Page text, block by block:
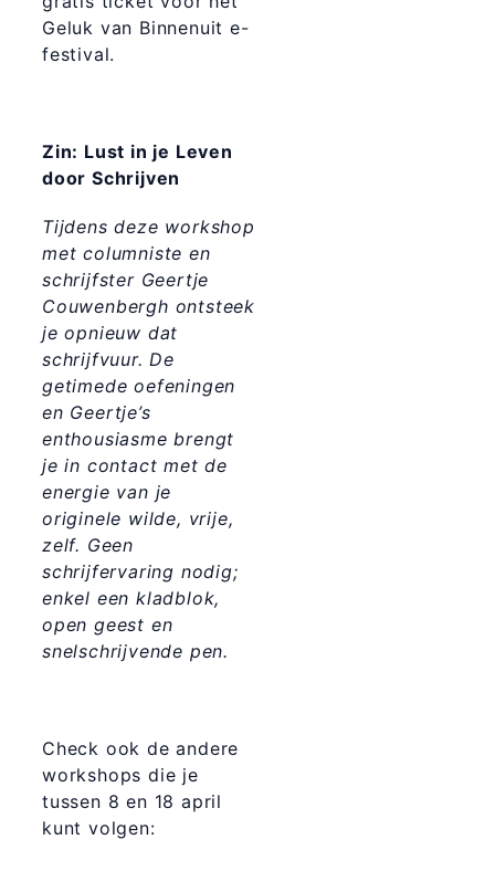
Geluk van Binnenuit e-
festival.
Zin: Lust in je Leven
door Schrijven
Tijdens deze workshop
met columniste en
schrijfster Geertje
Couwenbergh ontsteek
je opnieuw dat
schrijfvuur. De
getimede oefeningen
en Geertje’s
enthousiasme brengt
je in contact met de
energie van je
originele wilde, vrije,
zelf. Geen
schrijfervaring nodig;
enkel een kladblok,
open geest en
snelschrijvende pen.
Check ook de andere
workshops die je
tussen 8 en 18 april
kunt volgen: